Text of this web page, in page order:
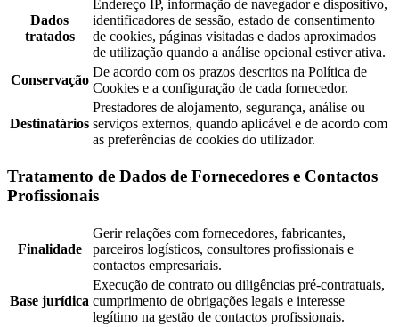
Dados
tratados
Endereço IP, informação de navegador e dispositivo,
identificadores de sessão, estado de consentimento
de cookies, páginas visitadas e dados aproximados
de utilização quando a análise opcional estiver ativa.
Conservação
De acordo com os prazos descritos na Política de
Cookies e a configuração de cada fornecedor.
Destinatários
Prestadores de alojamento, segurança, análise ou
serviços externos, quando aplicável e de acordo com
as preferências de cookies do utilizador.
Tratamento de Dados de Fornecedores e Contactos
Profissionais
Finalidade
Gerir relações com fornecedores, fabricantes,
parceiros logísticos, consultores profissionais e
contactos empresariais.
Base jurídica
Execução de contrato ou diligências pré-contratuais,
cumprimento de obrigações legais e interesse
legítimo na gestão de contactos profissionais.